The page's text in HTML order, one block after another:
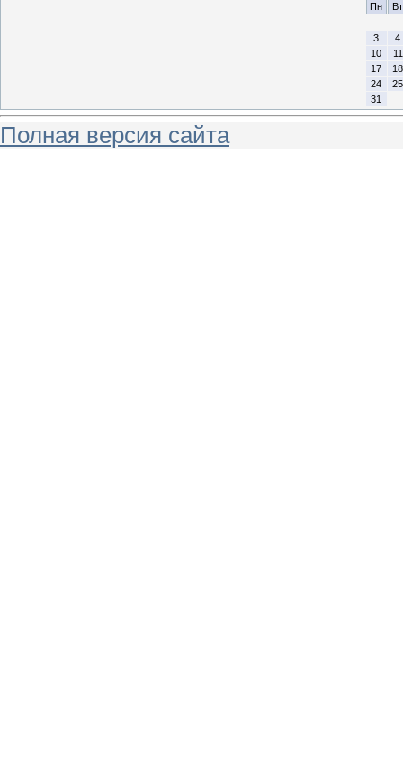
Пн
Вт
3
4
10
11
17
18
24
25
31
Полная версия сайта